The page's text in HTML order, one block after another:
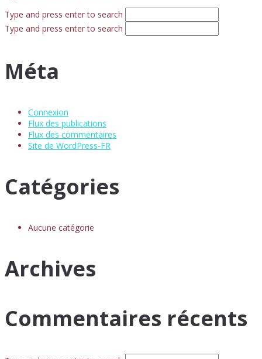
Type and press enter to search
Type and press enter to search
Méta
Connexion
Flux des publications
Flux des commentaires
Site de WordPress-FR
Catégories
Aucune catégorie
Archives
Commentaires récents